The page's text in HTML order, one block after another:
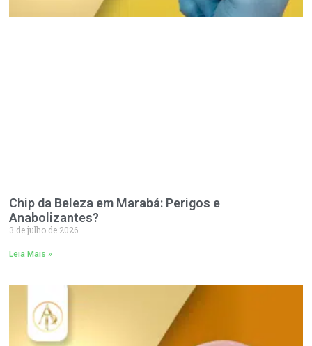
Chip da Beleza em Marabá: Perigos e
Anabolizantes?
3 de julho de 2026
Leia Mais »